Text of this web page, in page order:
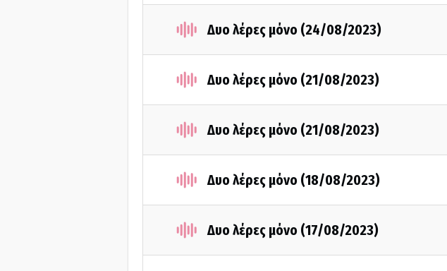
Δυο λέρες μόνο (24/08/2023)
Δυο λέρες μόνο (21/08/2023)
Δυο λέρες μόνο (21/08/2023)
Δυο λέρες μόνο (18/08/2023)
Δυο λέρες μόνο (17/08/2023)